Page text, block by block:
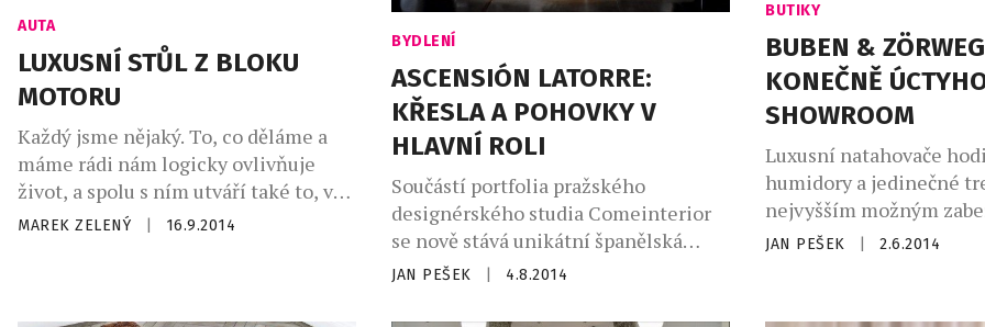
AUTA
LUXUSNÍ STŮL Z BLOKU
MOTORU
Každý jsme nějaký. To, co děláme a
máme rádi nám logicky ovlivňuje
život, a spolu s ním utváří také to, v
jakém prostředí žijeme. No a pan
MAREK ZELENÝ 16.9.2014
BYDLENÍ
ASCENSIÓN LATORRE:
KŘESLA A POHOVKY V
HLAVNÍ ROLI
Součástí portfolia pražského
designérského studia Comeinterior
se nově stává unikátní španělská
značka Ascensión Latorre, která se již
JAN PEŠEK 4.8.2014
BUTIKY
BUBEN &
KONEČNĚ
SHOWROOM
Luxusní natahovače
humidory a jedinečné
nejvyšším možným
pod značkou Buben &
svou pozornost. Svůj
JAN PEŠEK 2.6.2014